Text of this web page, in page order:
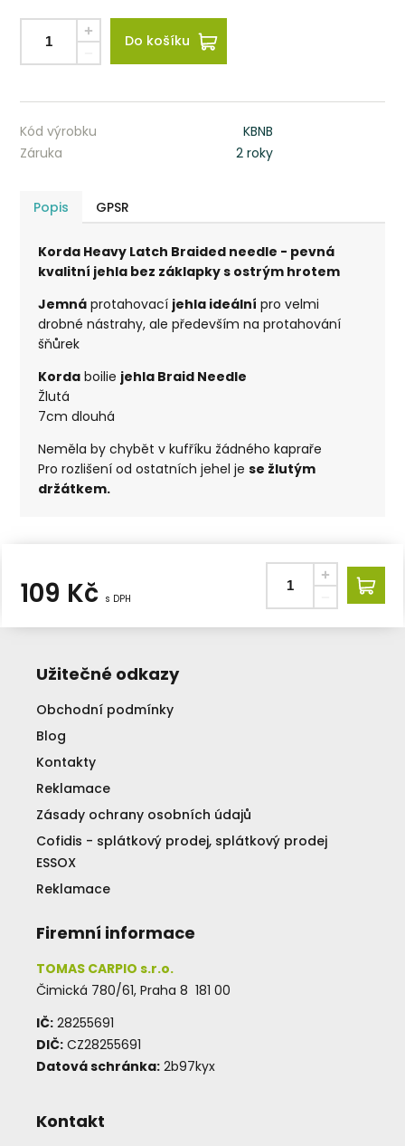
Do košíku
Kód výrobku
KBNB
Záruka
2 roky
Popis GPSR
Korda Heavy Latch Braided needle - pevná
kvalitní jehla bez záklapky s ostrým hrotem
Jemná protahovací jehla ideální pro velmi
drobné nástrahy, ale především na protahování
šňůrek
Korda boilie jehla Braid Needle
Žlutá
7cm dlouhá
Neměla by chybět v kufříku žádného kapraře
Pro rozlišení od ostatních jehel jese žlutým
držátkem.
109 Kč s DPH
Užitečné odkazy
Obchodní podmínky
Blog
Kontakty
Reklamace
Zásady ochrany osobních údajů
Cofidis - splátkový prodej, splátkový prodej
ESSOX
Reklamace
Firemní informace
TOMAS CARPIO s.r.o.
Čimická 780/61, Praha 8 181 00
IČ: 28255691
DIČ: CZ28255691
Datová schránka: 2b97kyx
Kontakt